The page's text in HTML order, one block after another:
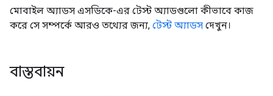
মোবাইল অ্যাডস এসডিকে-এর টেস্ট অ্যাডগুলো কীভাবে কাজ
করে সে সম্পর্কে আরও তথ্যের জন্য, টেস্ট অ্যাডস দেখুন।
বাস্তবায়ন